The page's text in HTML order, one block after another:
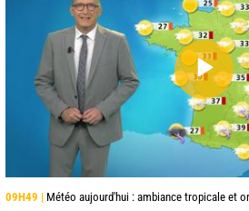
09H49 | Météo aujourd'hui : ambiance tropicale et